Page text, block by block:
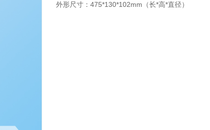
外形尺寸：475*130*102mm（长*高*直径）